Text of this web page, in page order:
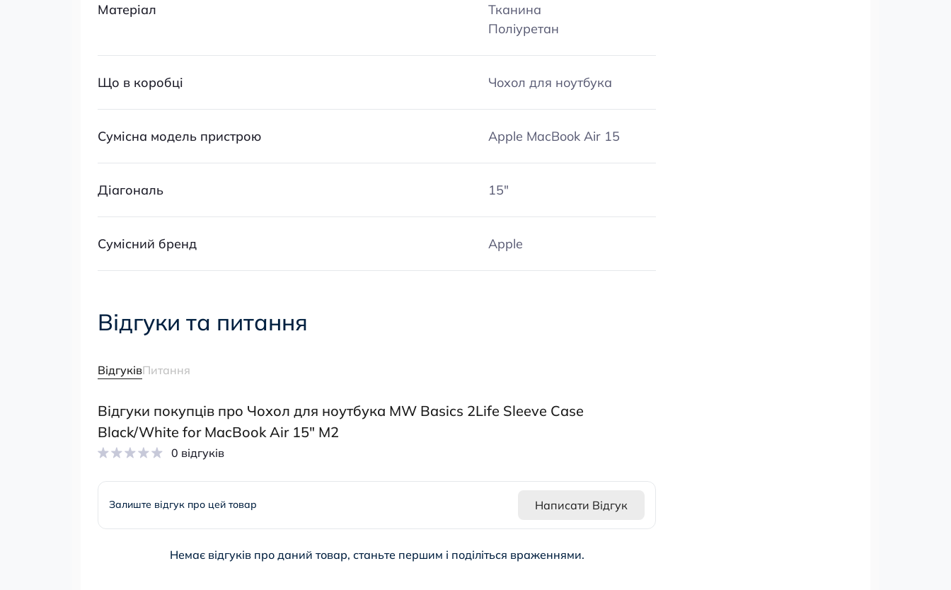
Матеріал
Тканина
Поліуретан
Що в коробці Чохол для ноутбука
Сумісна модель пристрою Apple MacBook Air 15
Діагональ 15″
Сумісний бренд Apple
Відгуки та питання
ВідгуківПитання
Відгуки покупців про Чохол для ноутбука MW Basics 2Life Sleeve Case
Black/White for MacBook Air 15" M2
0 відгуків
Залиште відгук про цей товар Написати Відгук
Немає відгуків про даний товар, станьте першим і поділіться враженнями.